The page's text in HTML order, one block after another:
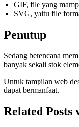
GIF, file yang
SVG, yaitu file
Penutup
Sedang berencana
banyak sekali stok
Untuk tampilan web
dapat bermanfaat.
Related Posts